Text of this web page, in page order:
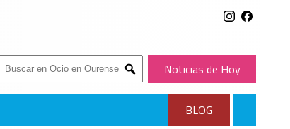
Buscar:
Submit
Noticias de Hoy
BLOG